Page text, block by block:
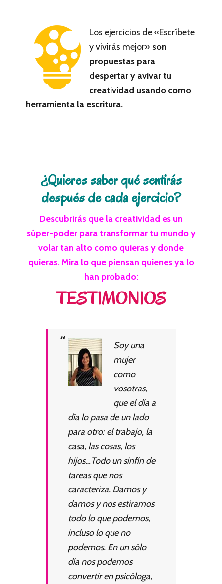
Los ejercicios de «Escríbete
y vivirás mejor» son
propuestas para
despertar y avivar tu
creatividad usando como
herramienta la escritura.
¿Quieres saber qué sentirás
después de cada ejercicio?
Descubrirás que la creatividad es un
súper-poder para transformar tu mundo y
volar tan alto como quieras y donde
quieras. Mira lo que piensan quienes ya lo
han probado:
TESTIMONIOS
Soy una
mujer
como
vosotras,
que el día a
día lo pasa de un lado
para otro: el trabajo, la
casa, las cosas, los
hijos…Todo un sinfín de
tareas que nos
caracteriza. Damos y
damos y nos estiramos
todo lo que podemos,
incluso lo que no
podemos. En un sólo
día nos podemos
convertir en psicóloga,